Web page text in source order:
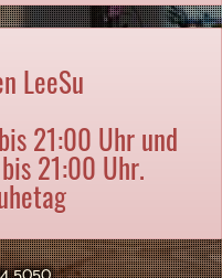
LeeSu
21:00 Uhr und
21:00 Uhr.